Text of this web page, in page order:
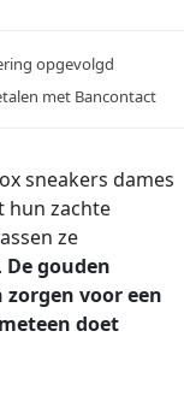
opgevolgd
met Bancontact
sneakers dames
hun zachte
ze
De gouden
voor een
doet